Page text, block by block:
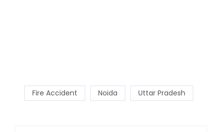
Fire Accident Noida Uttar Pradesh